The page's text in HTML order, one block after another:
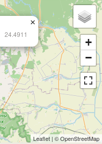
24.4911
×
+
−
Leaflet | ©OpenStreetMap